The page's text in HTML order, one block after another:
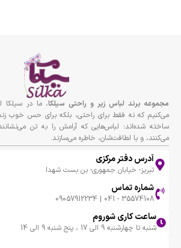
مجموعه برند لباس زير و راحتى سيلكا، ما در سیلکا
می‌کنیم که نه فقط برای راحتی، بلکه برای حس خوب
ساخته شده‌اند؛ لباس‌هایی که آرامش را به تن
می‌کنند، و با لطافت‌شان، خاطره می‌سازند.
آدرس دفتر مرکزی
تبریز- خیابان جمهوری- بن بست شهدا
شماره تماس
35574108 - 041 | 09057912234
ساعت کاری شوروم
شنبه تا چهارشنبه 9 الی 17 ، پنج شنبه 9 الی 14